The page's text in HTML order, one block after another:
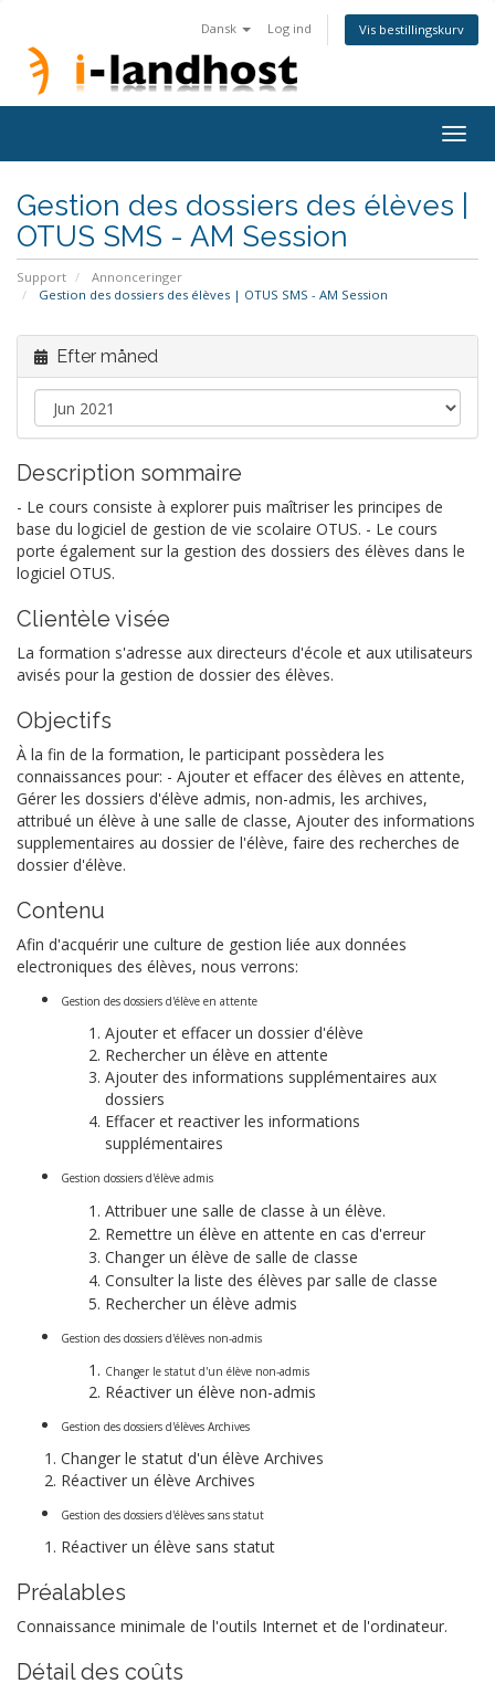
Dansk Log ind Vis bestillingskurv
Gestion des dossiers des élèves |
OTUS SMS - AM Session
Support
Annonceringer
Gestion des dossiers des élèves | OTUS SMS - AM Session
Efter måned
Description sommaire
- Le cours consiste à explorer puis maîtriser les principes de
base du logiciel de gestion de vie scolaire OTUS. - Le cours
porte également sur la gestion des dossiers des élèves dans le
logiciel OTUS.
Clientèle visée
La formation s'adresse aux directeurs d'école et aux utilisateurs
avisés pour la gestion de dossier des élèves.
Objectifs
À la fin de la formation, le participant possèdera les
connaissances pour: - Ajouter et effacer des élèves en attente,
Gérer les dossiers d'élève admis, non-admis, les archives,
attribué un élève à une salle de classe, Ajouter des informations
supplementaires au dossier de l'élève, faire des recherches de
dossier d'élève.
Contenu
Afin d'acquérir une culture de gestion liée aux données
electroniques des élèves, nous verrons:
Gestion des dossiers d'élève en attente
Ajouter et effacer un dossier d'élève
Rechercher un élève en attente
Ajouter des informations supplémentaires aux
dossiers
Effacer et reactiver les informations
supplémentaires
Gestion dossiers d'élève admis
Attribuer une salle de classe à un élève.
Remettre un élève en attente en cas d'erreur
Changer un élève de salle de classe
Consulter la liste des élèves par salle de classe
Rechercher un élève admis
Gestion des dossiers d'élèves non-admis
Changer le statut d'un élève non-admis
Réactiver un élève non-admis
Gestion des dossiers d'élèves Archives
Changer le statut d'un élève Archives
Réactiver un élève Archives
Gestion des dossiers d'élèves sans statut
Réactiver un élève sans statut
Préalables
Connaissance minimale de l'outils Internet et de l'ordinateur.
Détail des coûts